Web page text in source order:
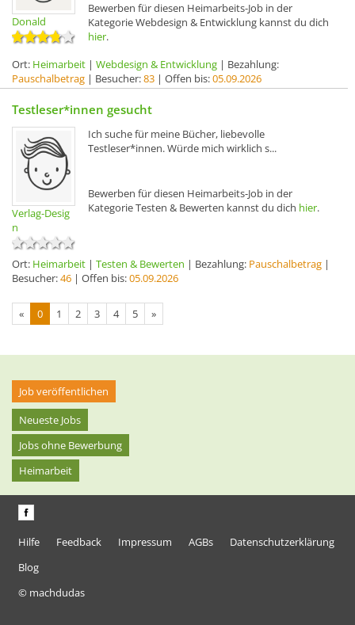
Donald
Bewerben für diesen Heimarbeits-Job in der
Kategorie Webdesign & Entwicklung kannst du dich
hier.
Ort: Heimarbeit | Webdesign & Entwicklung | Bezahlung:
Pauschalbetrag | Besucher:83 | Offen bis:05.09.2026
Testleser*innen gesucht
Verlag-Desig
n
Ich suche für meine Bücher, liebevolle
Testleser*innen. Würde mich wirklich s...
Bewerben für diesen Heimarbeits-Job in der
Kategorie Testen & Bewerten kannst du dich hier.
Ort: Heimarbeit | Testen & Bewerten | Bezahlung: Pauschalbetrag |
Besucher:46 | Offen bis:05.09.2026
« 0 1 2 3 4 5 »
Job veröffentlichen
Neueste Jobs
Jobs ohne Bewerbung
Heimarbeit
Hilfe Feedback Impressum AGBs
Datenschutzerklärung
Blog
© machdudas